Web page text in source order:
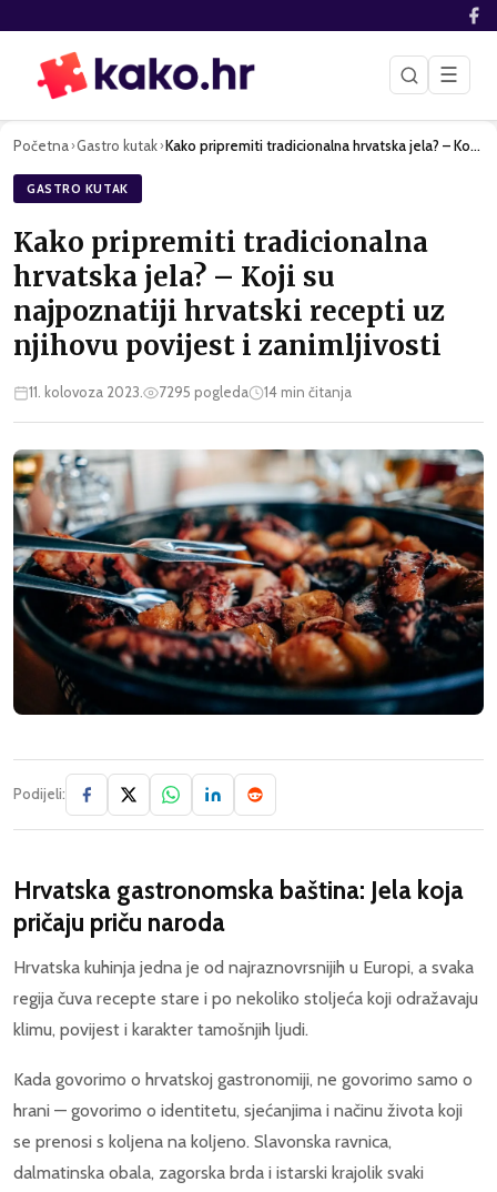
☰
Početna›Gastro kutak› Kako pripremiti tradicionalna hrvatska jela? – Koji su najpo…
GASTRO KUTAK
Kako pripremiti tradicionalna
hrvatska jela? – Koji su
najpoznatiji hrvatski recepti uz
njihovu povijest i zanimljivosti
11. kolovoza 2023. 7295 pogleda 14min čitanja
Podijeli:
Hrvatska gastronomska baština: Jela koja
pričaju priču naroda
Hrvatska kuhinja jedna je od najraznovrsnijih u Europi, a svaka
regija čuva recepte stare i po nekoliko stoljeća koji odražavaju
klimu, povijest i karakter tamošnjih ljudi.
Kada govorimo o hrvatskoj gastronomiji, ne govorimo samo o
hrani — govorimo o identitetu, sjećanjima i načinu života koji
se prenosi s koljena na koljeno. Slavonska ravnica,
dalmatinska obala, zagorska brda i istarski krajolik svaki